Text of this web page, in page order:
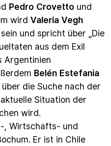
Pedro Crovetto und
wird Valeria Vegh
und spricht über „Die
aus dem Exil
Argentinien
Belén Estefania
die Suche nach der
Situation der
wird.
, Wirtschafts- und
Er ist in Chile